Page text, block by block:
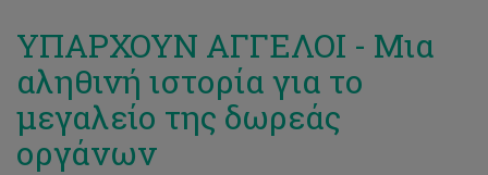
ΥΠΑΡΧΟΥΝ ΑΓΓΕΛΟΙ - Μια
αληθινή ιστορία για το
μεγαλείο της δωρεάς
οργάνων